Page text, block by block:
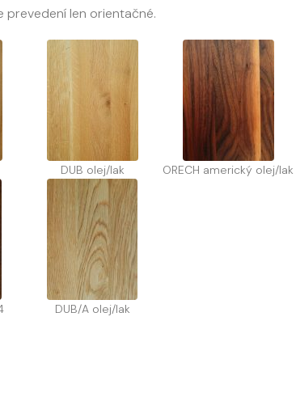
len orientačné.
DUB olej/lak ORECH americký olej/lak
DUB/A olej/lak